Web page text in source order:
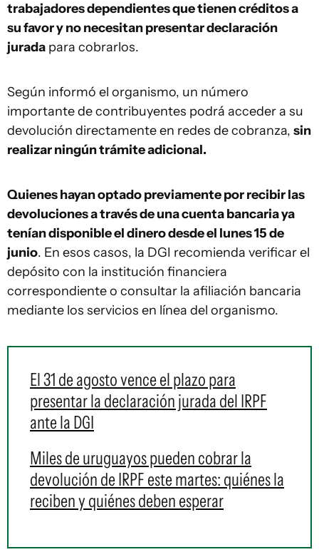
trabajadores dependientes que tienen créditos a
su favor y no necesitan presentar declaración
jurada para cobrarlos.
Según informó el organismo, un número
importante de contribuyentes podrá acceder a su
devolución directamente en redes de cobranza, sin
realizar ningún trámite adicional.
Quienes hayan optado previamente por recibir las
devoluciones a través de una cuenta bancaria ya
tenían disponible el dinero desde el lunes 15 de
junio. En esos casos, la DGI recomienda verificar el
depósito con la institución financiera
correspondiente o consultar la afiliación bancaria
mediante los servicios en línea del organismo.
El 31 de agosto vence el plazo para
presentar la declaración jurada del IRPF
ante la DGI
Miles de uruguayos pueden cobrar la
devolución de IRPF este martes: quiénes la
reciben y quiénes deben esperar